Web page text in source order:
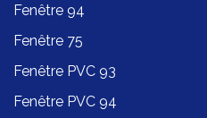
Fenêtre 94
Fenêtre 75
Fenêtre PVC 93
Fenêtre PVC 94